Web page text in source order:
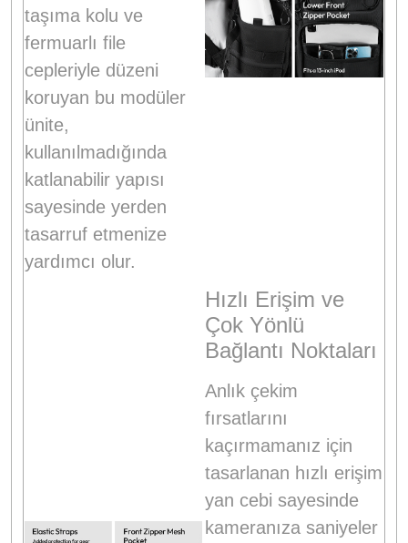
taşıma kolu ve
fermuarlı file
cepleriyle düzeni
koruyan bu modüler
ünite,
kullanılmadığında
katlanabilir yapısı
sayesinde yerden
tasarruf etmenize
yardımcı olur.
Hızlı Erişim ve
Çok Yönlü
Bağlantı Noktaları
Anlık çekim
fırsatlarını
kaçırmamanız için
tasarlanan hızlı erişim
yan cebi sayesinde
kameranıza saniyeler